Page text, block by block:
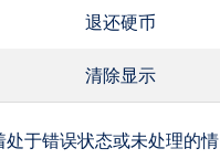
退还硬币
清除显示
于错误状态或未处理的情